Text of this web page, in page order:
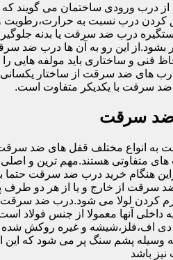
درب ورودی ساختمان می گویند که
کردن درب نسبت به حرارت،رطوبت و
درب ضد سرقت یا بدنه
بشود.از این رو به آن ها درب ضد
و ساختاری باید مولفه هایی را برا
های ضد سرقت از ساختار
سرقت با یکدیکر متفاوت است.
ضد سرقت
انواع مختلف قفل های ضد سرقت
های متفاوتی هستند.مهم ترین و
هنگام خرید درب ضد سرقت حتما
ضد سرقت از خارج و یا از هر دو طرف
کردن لولا می شود.درب ضد سرقت
آنها معمولا از جنس فولاد
دی اف،فلز،شیشه و غیره روکش
وسیله پشم سنگ پر می شود که
باشد